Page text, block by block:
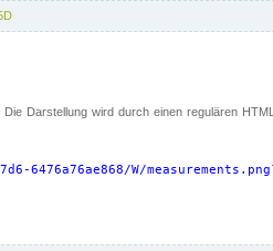
Darstellung wird durch einen regulären HTML
W/